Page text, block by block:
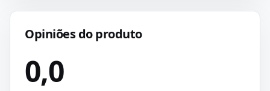
Opiniões do produto
0,0